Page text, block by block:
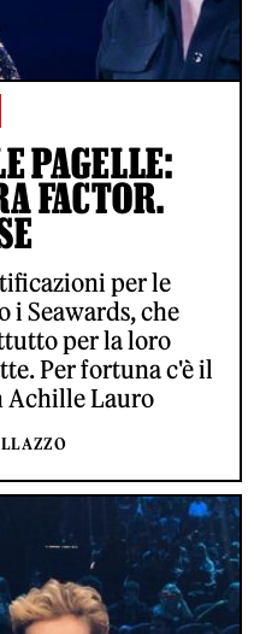
PAGELLE:
FACTOR.
per le
i Seawards, che
per la loro
Per fortuna c'è il
Achille Lauro